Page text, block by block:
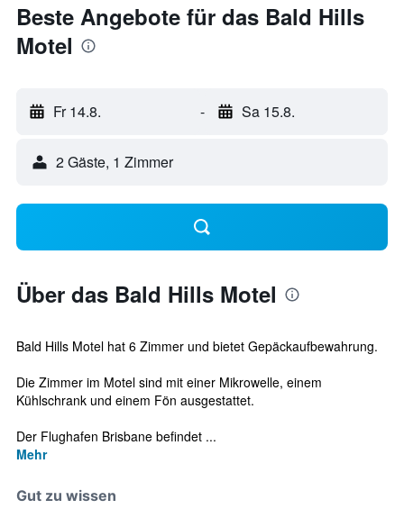
Beste Angebote für das Bald Hills
Motel
Fr 14.8. - Sa 15.8.
2 Gäste, 1 Zimmer
Über das Bald Hills Motel
Bald Hills Motel hat 6 Zimmer und bietet Gepäckaufbewahrung.
Die Zimmer im Motel sind mit einer Mikrowelle, einem
Kühlschrank und einem Fön ausgestattet.
Der Flughafen Brisbane befindet ...
Mehr
Gut zu wissen